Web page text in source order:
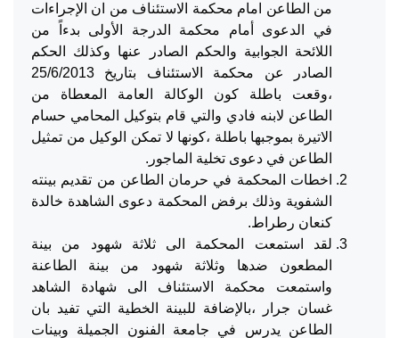
من الطاعن امام محكمة الاستئناف من ان الإجراءات
في الدعوى أمام محكمة الدرجة الأولى بدءاً من
اللائحة الجوابية والحكم الصادر عنها وكذلك الحكم
الصادر عن محكمة الاستئناف بتاريخ 25/6/2013
،وقعت باطلة كون الوكالة العامة المعطاة من
الطاعن لابنه فادي والتي قام بتوكيل المحامي حسام
الاتيرة بموجبها باطلة ،كونها لا تمكن الوكيل من تمثيل
الطاعن في دعوى تخلية الماجور.
اخطات المحكمة في حرمان الطاعن من تقديم بينته
الشفوية وذلك برفض المحكمة دعوى الشاهدة خالدة
كنعان رطراط.
لقد استمعت المحكمة الى ثلاثة شهود من بينة
المطعون ضدها وثلاثة شهود من بينة الطاعنة
واستمعت محكمة الاستئناف الى شهادة الشاهد
غسان جرار ،بالإضافة للبينة الخطية التي تفيد بان
الطاعن يدرس في جامعة الفنون الجميلة وبينات